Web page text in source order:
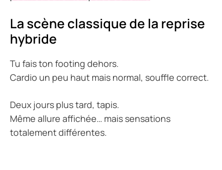
La scène classique de la reprise
hybride
Tu fais ton footing dehors.
Cardio un peu haut mais normal, souffle correct.
Deux jours plus tard, tapis.
Même allure affichée… mais sensations
totalement différentes.